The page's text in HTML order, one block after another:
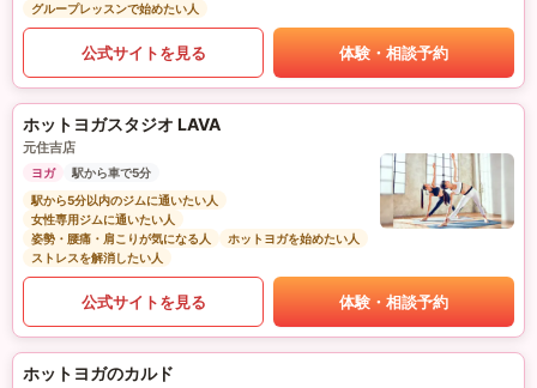
グループレッスンで始めたい人
公式サイトを見る 体験・相談予約
ホットヨガスタジオ LAVA
元住吉店
ヨガ
駅から車で5分
駅から5分以内のジムに通いたい人
女性専用ジムに通いたい人
姿勢・腰痛・肩こりが気になる人
ホットヨガを始めたい人
ストレスを解消したい人
公式サイトを見る 体験・相談予約
ホットヨガのカルド